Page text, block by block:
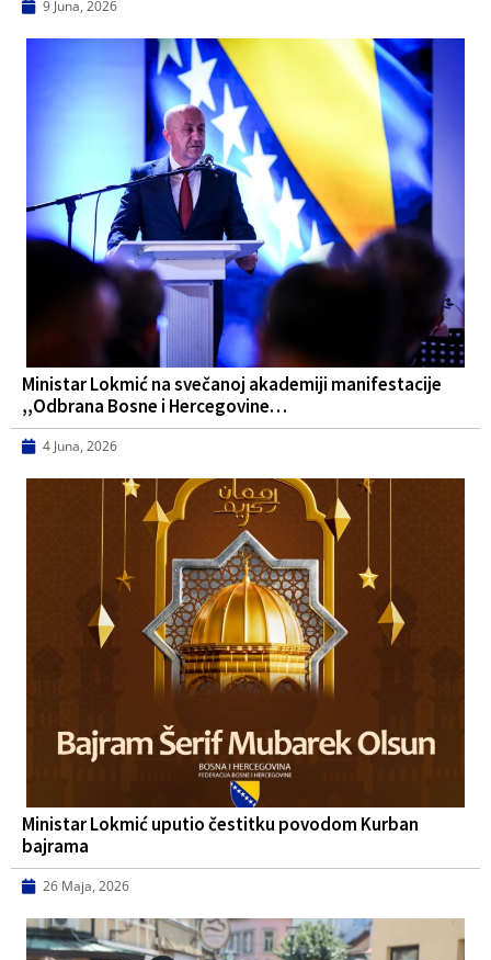
9 Juna, 2026
Ministar Lokmić na svečanoj akademiji manifestacije
,,Odbrana Bosne i Hercegovine…
4 Juna, 2026
Ministar Lokmić uputio čestitku povodom Kurban
bajrama
26 Maja, 2026